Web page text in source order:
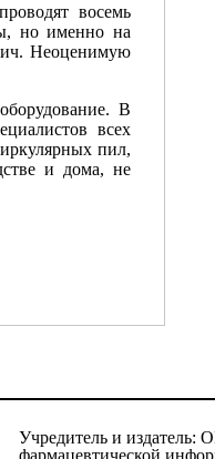
восемь
но именно на
Неоценимую
В
всех
пил,
и дома, не
Учредитель и
фармацевтической